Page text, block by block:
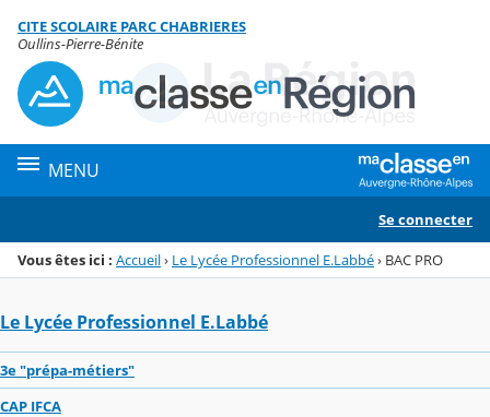
Menu de la rubrique
Contenu
CITE SCOLAIRE PARC CHABRIERES
Oullins-Pierre-Bénite
MENU
Se connecter
Vous êtes ici : Accueil› Le Lycée Professionnel E.Labbé› BAC PRO
Le Lycée Professionnel E.Labbé
3e "prépa-métiers"
CAP IFCA